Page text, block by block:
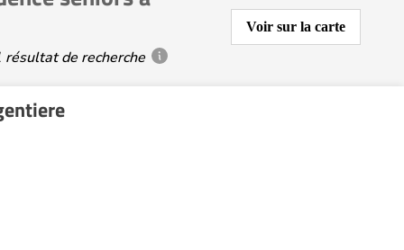
résultat de recherche
Voir sur la carte